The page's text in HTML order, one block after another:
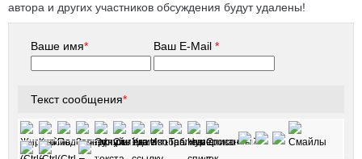
автора и других участников обсуждения будут удалены!
Ваше имя* Ваш E-Mail*
Текст сообщения*